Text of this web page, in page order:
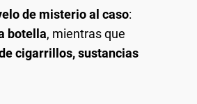
de misterio al caso:
botella, mientras que
cigarrillos, sustancias